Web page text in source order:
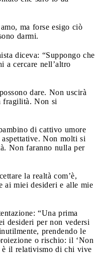
ma forse esigo ciò
darmi.
diceva: “Suppongo che
a cercare nell’altro
dare. Non uscirà
fragilità. Non si
di cattivo umore
Non molti si
Non faranno nulla per
la realtà com’è,
ai miei desideri e alle mie
“Una prima
desideri per non vedersi
prendendo le
o rischio: il ‘Non
è il relativismo di chi vive